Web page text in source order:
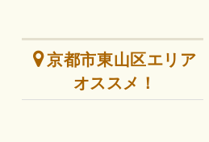
京都市東山区エリア
オススメ！